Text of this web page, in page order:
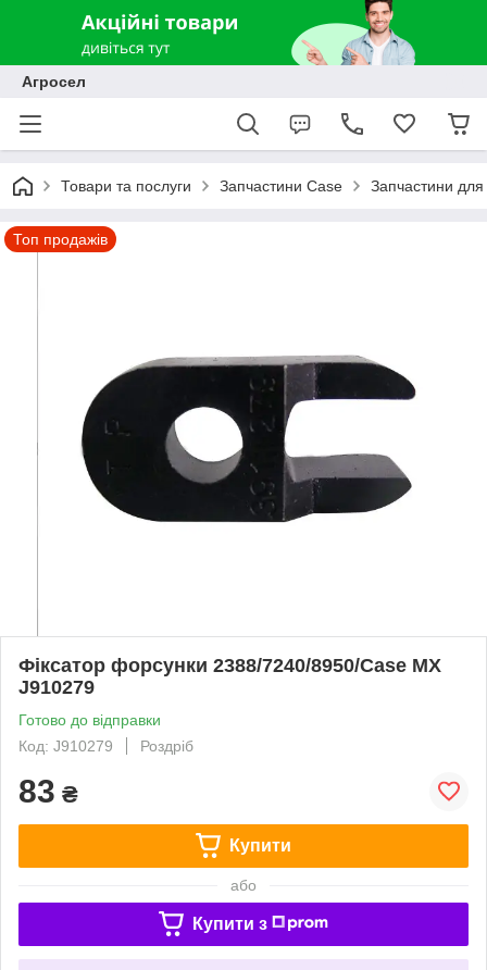
Агросел
Товари та послуги Запчастини Case Запчастини для
Топ продажів
Фіксатор форсунки 2388/7240/8950/Case MX
J910279
Готово до відправки
Код: J910279
Роздріб
83 ₴
Купити
або
Купити з